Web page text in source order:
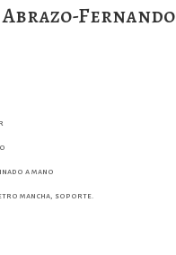
Abrazo-Fernando
a mano
mancha, soporte.